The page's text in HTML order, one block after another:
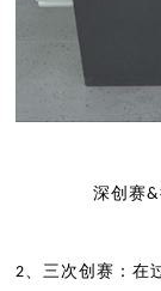
深创赛&
2 、三次创赛：在